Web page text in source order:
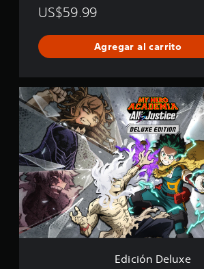
a
c
i
o
n
e
s
US$59.99
Agregar al carrito
E
d
i
c
i
ó
n
D
e
u
x
e
Edición Deluxe